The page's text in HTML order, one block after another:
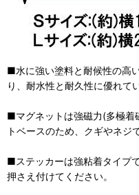
■水に強い塗料と耐候性の高
り、耐水性と耐久性に優れて
■マグネットは強磁力(多極着
トベースのため、クギやネジ
■ステッカーは強粘着タイプ
押さえ付けてください。